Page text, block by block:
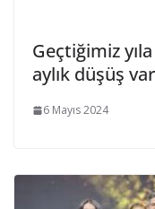
Geçtiğimiz
aylık düşüş
6 Mayıs 2024